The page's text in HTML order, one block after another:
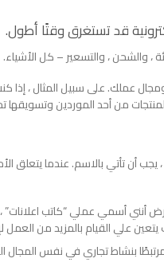
قد تستغرق وقتًا أطول.
، والشحن ، والتسعير – كل الأشياء.
عملك. على سبيل المثال ، إذا
من أحد الموردين وتسويقها
أن تأتي بالاسم. عندما يتعلق
أنني أسمي عملي “كاتب اعلانات”
علي القيام بالمزيد من العمل
بنشاط تجاري في نفس المجال